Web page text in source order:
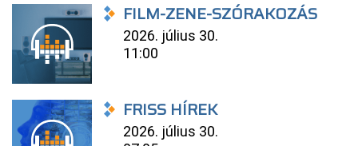
FILM-ZENE-SZÓRAKOZÁS
2026. július 30.
11:00
FRISS HÍREK
2026. július 30.